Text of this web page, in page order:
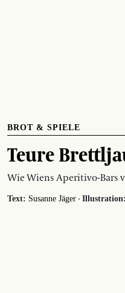
BROT & SPIELE
Teure
Wie Wiens Aperitivo-Bars
Text: Susanne Jäger · Illustration: